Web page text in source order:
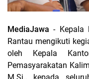
MediaJawa- Kepala
Rantau mengikuti
oleh Kepala
Pemasyarakatan